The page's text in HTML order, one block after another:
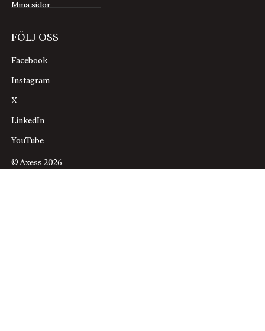
Mina sidor
FÖLJ OSS
Facebook
Instagram
X
LinkedIn
YouTube
© Axess 2026